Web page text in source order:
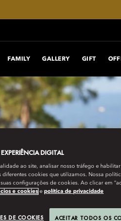
FAMILY GALLERY GIFT
DIGITAL
ao site, analisar nosso tráfego e
cookies que utilizamos. Nossa
configurações de cookies. Ao clicar em
e cookies e política de privacidade
DE COOKIES ACEITAR TODOS OS